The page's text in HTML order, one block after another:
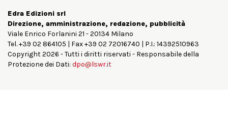
Edra Edizioni srl
Direzione, amministrazione, redazione, pubblicità
Viale Enrico Forlanini 21 - 20134 Milano
Tel. +39 02 864105 | Fax +39 02 72016740 | P.I.: 14392510963
Copyright 2026 - Tutti i diritti riservati - Responsabile della
Protezione dei Dati: dpo@lswr.it